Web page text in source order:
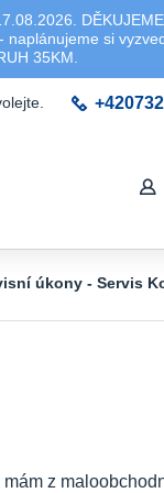
si
35KM.
úkony - Servis
z